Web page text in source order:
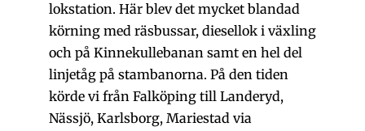
lokstation. Här blev det mycket blandad
körning med räsbussar, diesellok i växling
och på Kinnekullebanan samt en hel del
linjetåg på stambanorna. På den tiden
körde vi från Falköping till Landeryd,
Nässjö, Karlsborg, Mariestad via